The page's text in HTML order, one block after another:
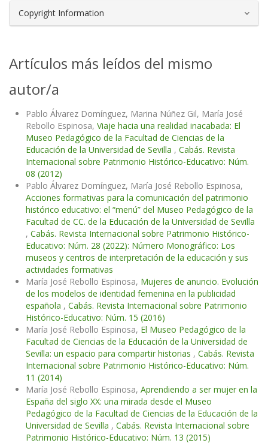
Copyright Information
Artículos más leídos del mismo
autor/a
Pablo Álvarez Domínguez, Marina Núñez Gil, María José
Rebollo Espinosa, Viaje hacia una realidad inacabada: El
Museo Pedagógico de la Facultad de Ciencias de la
Educación de la Universidad de Sevilla , Cabás. Revista
Internacional sobre Patrimonio Histórico-Educativo: Núm.
08 (2012)
Pablo Álvarez Domínguez, María José Rebollo Espinosa,
Acciones formativas para la comunicación del patrimonio
histórico educativo: el “menú” del Museo Pedagógico de la
Facultad de CC. de la Educación de la Universidad de Sevilla
, Cabás. Revista Internacional sobre Patrimonio Histórico-
Educativo: Núm. 28 (2022): Número Monográfico: Los
museos y centros de interpretación de la educación y sus
actividades formativas
María José Rebollo Espinosa, Mujeres de anuncio. Evolución
de los modelos de identidad femenina en la publicidad
española , Cabás. Revista Internacional sobre Patrimonio
Histórico-Educativo: Núm. 15 (2016)
María José Rebollo Espinosa, El Museo Pedagógico de la
Facultad de Ciencias de la Educación de la Universidad de
Sevilla: un espacio para compartir historias , Cabás. Revista
Internacional sobre Patrimonio Histórico-Educativo: Núm.
11 (2014)
María José Rebollo Espinosa, Aprendiendo a ser mujer en la
España del siglo XX: una mirada desde el Museo
Pedagógico de la Facultad de Ciencias de la Educación de la
Universidad de Sevilla , Cabás. Revista Internacional sobre
Patrimonio Histórico-Educativo: Núm. 13 (2015)